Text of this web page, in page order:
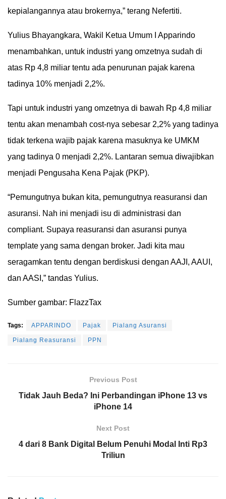
kepialangannya atau brokernya,” terang Nefertiti.
Yulius Bhayangkara, Wakil Ketua Umum I Apparindo
menambahkan, untuk industri yang omzetnya sudah di
atas Rp 4,8 miliar tentu ada penurunan pajak karena
tadinya 10% menjadi 2,2%.
Tapi untuk industri yang omzetnya di bawah Rp 4,8 miliar
tentu akan menambah cost-nya sebesar 2,2% yang tadinya
tidak terkena wajib pajak karena masuknya ke UMKM
yang tadinya 0 menjadi 2,2%. Lantaran semua diwajibkan
menjadi Pengusaha Kena Pajak (PKP).
“Pemungutnya bukan kita, pemungutnya reasuransi dan
asuransi. Nah ini menjadi isu di administrasi dan
compliant. Supaya reasuransi dan asuransi punya
template yang sama dengan broker. Jadi kita mau
seragamkan tentu dengan berdiskusi dengan AAJI, AAUI,
dan AASI,” tandas Yulius.
Sumber gambar: FlazzTax
Tags: APPARINDO Pajak Pialang Asuransi
Pialang Reasuransi PPN
Previous Post
Tidak Jauh Beda? Ini Perbandingan iPhone 13 vs
iPhone 14
Next Post
4 dari 8 Bank Digital Belum Penuhi Modal Inti Rp3
Triliun